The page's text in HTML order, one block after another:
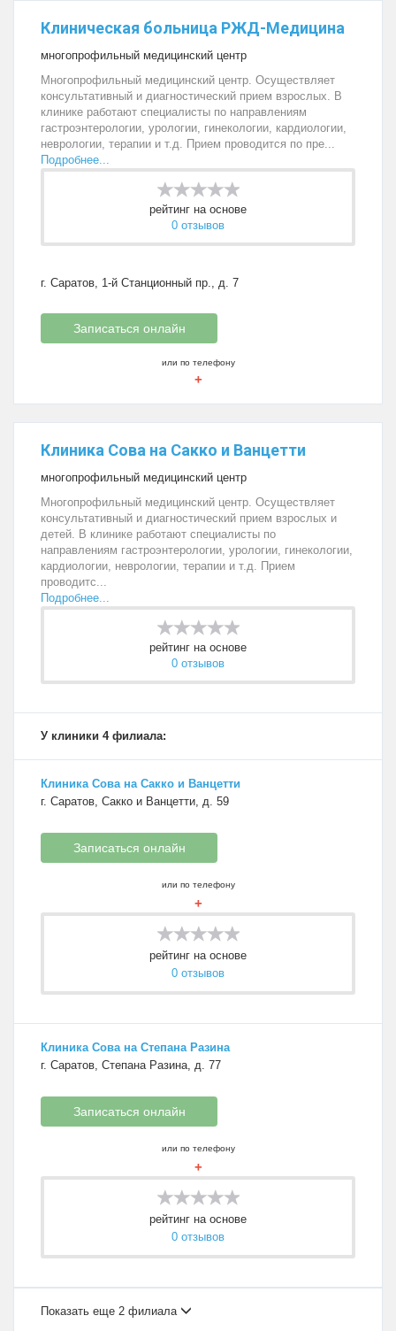
Клиническая больница РЖД-Медицина
многопрофильный медицинский центр
Многопрофильный медицинский центр. Осуществляет
консультативный и диагностический прием взрослых. В
клинике работают специалисты по направлениям
гастроэнтерологии, урологии, гинекологии, кардиологии,
неврологии, терапии и т.д. Прием проводится по пре...
Подробнее...
рейтинг на основе
0 отзывов
г. Саратов, 1-й Станционный пр., д. 7
Записаться онлайн
или по телефону
+
Клиника Сова на Сакко и Ванцетти
многопрофильный медицинский центр
Многопрофильный медицинский центр. Осуществляет
консультативный и диагностический прием взрослых и
детей. В клинике работают специалисты по
направлениям гастроэнтерологии, урологии, гинекологии,
кардиологии, неврологии, терапии и т.д. Прием
проводитс...
Подробнее...
рейтинг на основе
0 отзывов
У клиники 4 филиала:
Клиника Сова на Сакко и Ванцетти
г. Саратов, Сакко и Ванцетти, д. 59
Записаться онлайн
или по телефону
+
рейтинг на основе
0 отзывов
Клиника Сова на Степана Разина
г. Саратов, Степана Разина, д. 77
Записаться онлайн
или по телефону
+
рейтинг на основе
0 отзывов
Показать еще 2 филиала